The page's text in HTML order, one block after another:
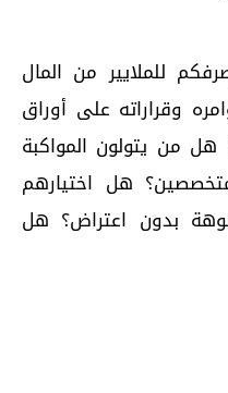
للملايير من المال
وقراراته على أوراق
من يتولون المواكبة
هل اختيارهم
بدون اعتراض؟ هل